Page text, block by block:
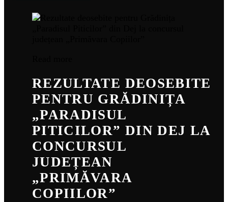
REZULTATE DEOSEBITE
PENTRU GRĂDINIȚA
„PARADISUL
PITICILOR” DIN DEJ LA
CONCURSUL
JUDEȚEAN
„PRIMĂVARA
COPIILOR”